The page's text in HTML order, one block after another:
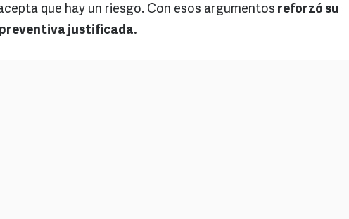
que hay un riesgo. Con esos argumentos reforzó su
justificada.